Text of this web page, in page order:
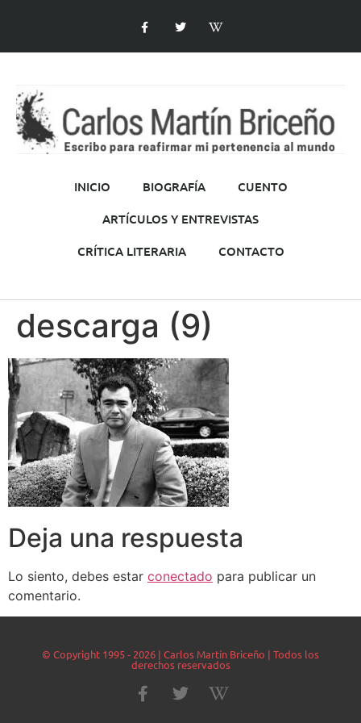
INICIO BIOGRAFÍA
CUENTO
ARTÍCULOS Y ENTREVISTAS
CRÍTICA LITERARIA
CONTACTO
descarga (9)
Deja una respuesta
Lo siento, debes estar conectado para publicar un
comentario.
© Copyright 1995 - 2026 | Carlos Martín Briceño | Todos los
derechos reservados